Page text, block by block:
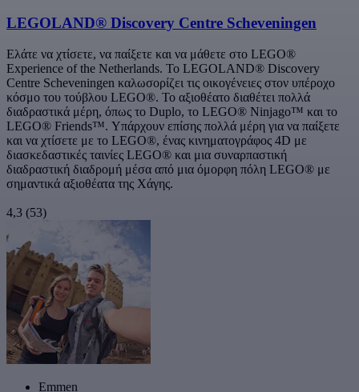
LEGOLAND® Discovery Centre Scheveningen
Ελάτε να χτίσετε, να παίξετε και να μάθετε στο LEGO®
Experience of the Netherlands. Το LEGOLAND® Discovery
Centre Scheveningen καλωσορίζει τις οικογένειες στον υπέροχο
κόσμο του τούβλου LEGO®. Το αξιοθέατο διαθέτει πολλά
διαδραστικά μέρη, όπως το Duplo, το LEGO® Ninjago™ και το
LEGO® Friends™. Υπάρχουν επίσης πολλά μέρη για να παίξετε
και να χτίσετε με το LEGO®, ένας κινηματογράφος 4D με
διασκεδαστικές ταινίες LEGO® και μια συναρπαστική
διαδραστική διαδρομή μέσα από μια όμορφη πόλη LEGO® με
σημαντικά αξιοθέατα της Χάγης.
4,3 (53)
Emmen